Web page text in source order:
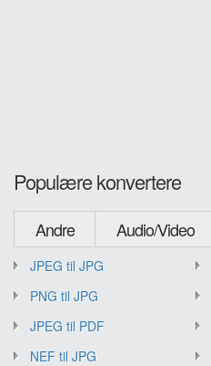
Populære konvertere
Andre Audio/Video
JPEG til JPG
PNG til JPG
JPEG til PDF
NEF til JPG